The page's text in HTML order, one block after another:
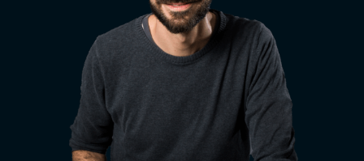
Tiznit 103.1
SkhourRhamna 92.2
Taroudant 104.9
Guelmim 91.9
Tan-Tan 95.2
Tafraout 104.9
Casablanca 92.5 Hz
Rabat, Salé 106.9 Hz
Marrakech 90.5 Hz